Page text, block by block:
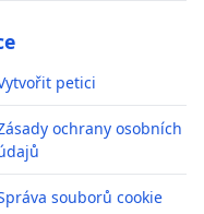
petici
ochrany osobních
souborů cookie